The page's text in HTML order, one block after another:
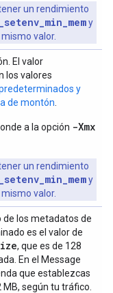
un rendimiento
y
valor.
El valor
los valores
y
de montón
a la opción -Xmx
un rendimiento
y
valor.
los metadatos de
es el valor de
, que es de 128
En el Message
que establezcas
según tu tráfico.